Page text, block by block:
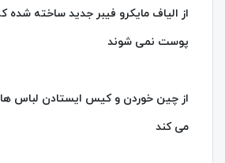
از الیاف مایکرو فیبر جدید ساخته شده
پوست نمی شوند
از چین خوردن و کیس ایستادن لباس
می کند